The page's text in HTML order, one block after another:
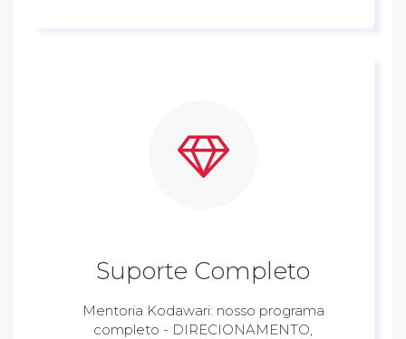
Suporte Completo
Mentoria Kodawari: nosso programa
completo - DIRECIONAMENTO,